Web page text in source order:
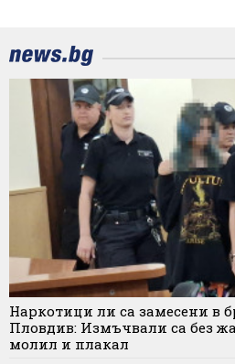
Наркотици ли са замесени в
Пловдив: Измъчвали са без
молил и плакал